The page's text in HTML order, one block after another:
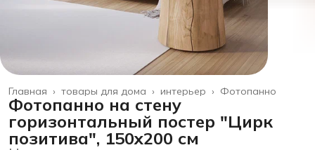
Фотопанно
интерьер ›
товары для дома ›
Главная ›
Фотопанно на стену
горизонтальный постер "Цирк
позитива", 150x200 см